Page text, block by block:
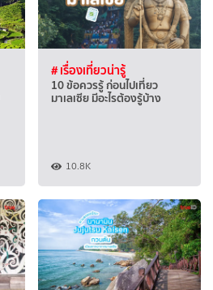
# เรื่องเที่ยวน่ารู้
10 ข้อควรรู้ ก่อนไปเที่ยว
มาเลเซีย มีอะไรต้องรู้บ้าง
10.8K